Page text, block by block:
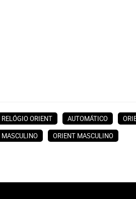
RELÓGIO ORIENT AUTOMÁTICO
MASCULINO ORIENT MASCULINO